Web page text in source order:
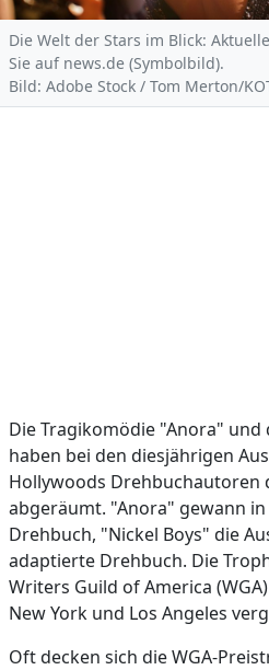
Die Welt der Stars im Blick:
Sie auf news.de (Symbolbild).
Bild: Adobe Stock / Tom Merton/
Die Tragikomödie "Anora" und
haben bei den diesjährigen
Hollywoods Drehbuchautoren
abgeräumt. "Anora" gewann
Drehbuch, "Nickel Boys" die
adaptierte Drehbuch. Die
Writers Guild of America
New York und Los Angeles
Oft decken sich die WGA-